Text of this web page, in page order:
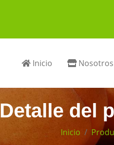
Inicio Nosotros
Detalle del
Inicio